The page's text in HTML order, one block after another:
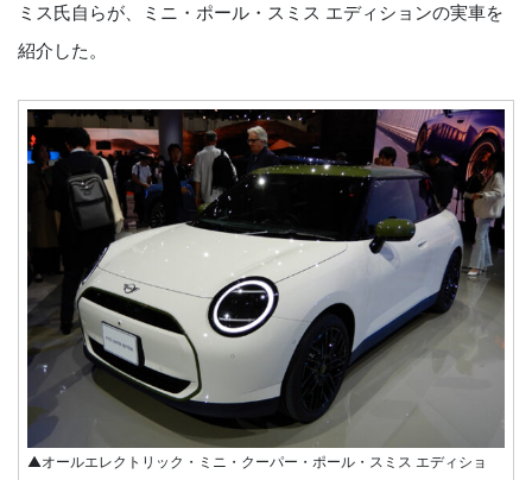
ミス氏自らが、ミニ・ポール・スミス エディションの実車を
紹介した。
▲オールエレクトリック・ミニ・クーパー・ポール・スミス エディショ